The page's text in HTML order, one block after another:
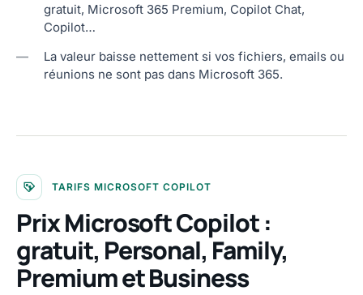
gratuit, Microsoft 365 Premium, Copilot Chat,
Copilot…
—
La valeur baisse nettement si vos fichiers, emails ou
réunions ne sont pas dans Microsoft 365.
TARIFS MICROSOFT COPILOT
Prix Microsoft Copilot :
gratuit, Personal, Family,
Premium et Business